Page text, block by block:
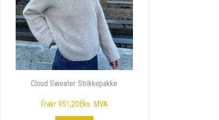
Cloud Sweater Strikkepakke
Frakr 951,20Eks. MVA